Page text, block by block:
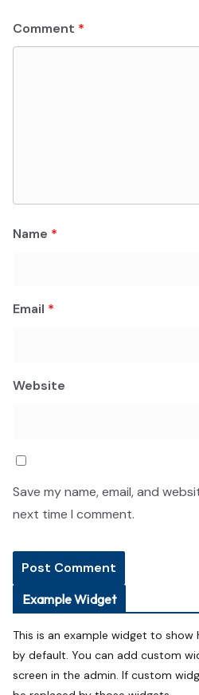
Comment *
Name *
Email *
Website
Save my name, email, and
next time I comment.
Example Widget
This is an example widget to show
by default. You can add custom
screen in the admin. If custom